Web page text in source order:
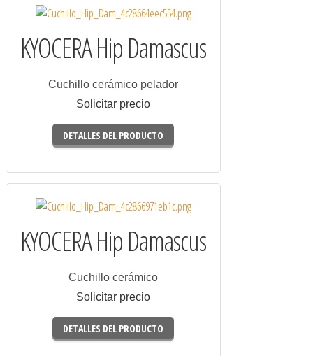
KYOCERA Hip Damascus
Cuchillo cerámico pelador
Solicitar precio
DETALLES DEL PRODUCTO
KYOCERA Hip Damascus
Cuchillo cerámico
Solicitar precio
DETALLES DEL PRODUCTO